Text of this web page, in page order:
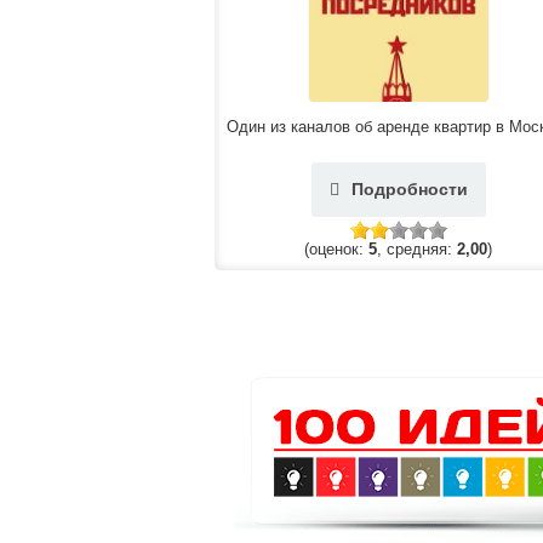
Один из каналов об аренде квартир в
Подробности
(оценок: 5, средняя: 2,00)